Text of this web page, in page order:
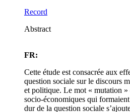
Record
Abstract
FR:
Cette étude est consacrée aux
question sociale sur le discours
et politique. Le mot « mutation »
socio-économiques qui
dur de la question sociale